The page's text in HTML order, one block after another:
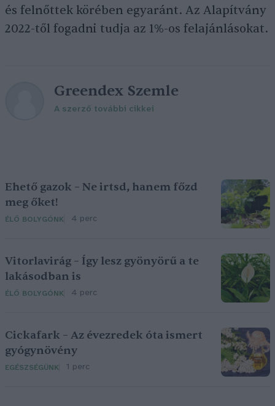
és felnőttek körében egyaránt. Az Alapítvány
2022-től fogadni tudja az 1%-os felajánlásokat.
Greendex Szemle
A szerző további cikkei
Ehető gazok – Ne irtsd, hanem főzd
meg őket!
ÉLŐ BOLYGÓNK 4 perc
Vitorlavirág – Így lesz gyönyörű a te
lakásodban is
ÉLŐ BOLYGÓNK 4 perc
Cickafark – Az évezredek óta ismert
gyógynövény
EGÉSZSÉGÜNK 1 perc